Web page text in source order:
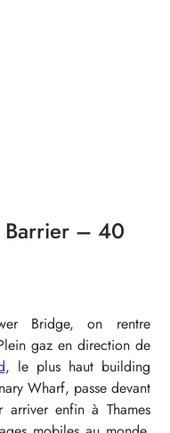
Barrier – 40
Bridge, on rentre
gaz en direction de
, le plus haut building
Wharf, passe devant
enfin à Thames